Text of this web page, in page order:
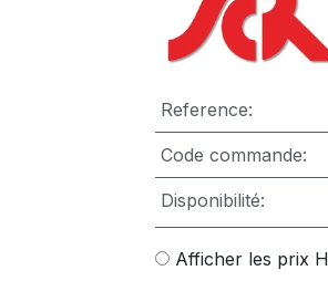
Reference:
Code commande:
Disponibilité:
Afficher les prix